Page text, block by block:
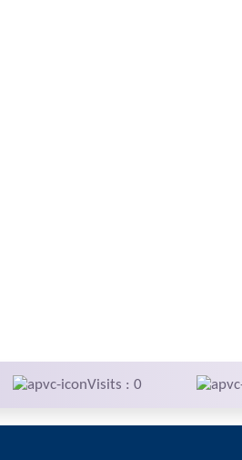
Visits : 0